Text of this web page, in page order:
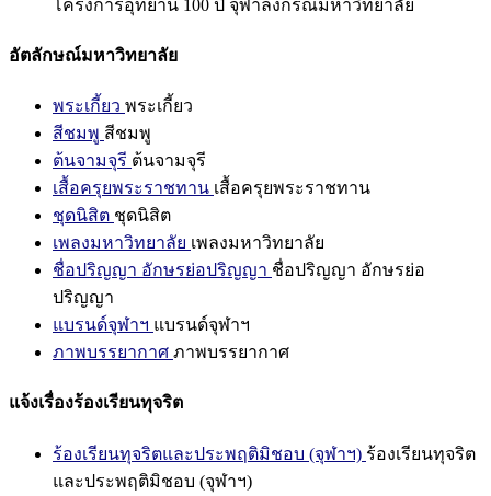
โครงการอุทยาน 100 ปี จุฬาลงกรณ์มหาวิทยาลัย
อัตลักษณ์มหาวิทยาลัย
พระเกี้ยว พระเกี้ยว
สีชมพู สีชมพู
ต้นจามจุรี ต้นจามจุรี
เสื้อครุยพระราชทาน เสื้อครุยพระราชทาน
ชุดนิสิต ชุดนิสิต
เพลงมหาวิทยาลัย เพลงมหาวิทยาลัย
ชื่อปริญญา อักษรย่อปริญญา ชื่อปริญญา อักษรย่อ
ปริญญา
แบรนด์จุฬาฯ แบรนด์จุฬาฯ
ภาพบรรยากาศ ภาพบรรยากาศ
แจ้งเรื่องร้องเรียนทุจริต
ร้องเรียนทุจริตและประพฤติมิชอบ (จุฬาฯ) ร้องเรียนทุจริต
และประพฤติมิชอบ (จุฬาฯ)